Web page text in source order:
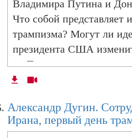
Александр Дугин.
и Ирана, протесты в США
Александр Дугин. Третья
Александр Дугин. Раскачка
Владимира Путина и
Что собой представляет
трампизма? Могут ли
президента США
ли Трамп на
отношении Канады и
использовать
методы?..
Александр Дугин.
Ирана, первый день